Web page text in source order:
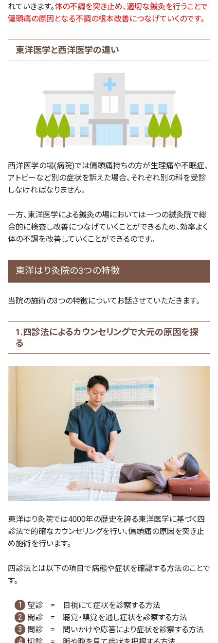
れていきます。体の不調を突き止め、適切な鍼灸を行うことで
偏頭痛の原因となる不調の根本改善につなげていくのです。
東洋医学と西洋医学の違い
西洋医学の場(病院)では偏頭痛持ちの方が生理痛や不眠症、
アトピーなど別の症状を訴えた場合、それぞれ別の科を受診
しなければなりません。
一方、東洋医学による鍼灸の場においては一つの鍼灸院で総
合的に検査し改善につなげていくことができるため、効率よく
体の不調を改善していくことができるのです。
東洋はり灸院の3つの特徴
当院の施術の3つの特徴についてお話させていただきます。
1.四診法によるカウンセリングで大元の原因を探
る
東洋はり灸院では4000年の歴史を誇る東洋医学に基づく四
診法で的確なカウンセリングを行い、偏頭痛の原因を突き止
め施術を行います。
四診法とは以下の項目で病態や症状を確認する方法のことで
す。
望診 = 目視にて症状を診察する方法
聞診 = 聴覚・嗅覚を通し症状を診察する方法
問診 = 問いかけや応答により症状を診察する方法